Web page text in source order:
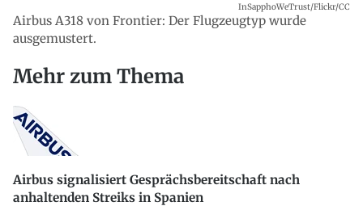
Airbus A318 von Frontier: Der Flugzeugtyp wurde
ausgemustert.
InSapphoWeTrust/Flickr/CC
Mehr zum Thema
Airbus signalisiert Gesprächsbereitschaft nach
anhaltenden Streiks in Spanien